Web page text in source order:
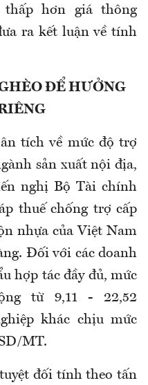
hơn giá thông
ra kết luận về tính
ĐỂ HƯỞNG
tích về mức độ trợ
sản xuất nội địa,
nghị Bộ Tài chính
thuế chống trợ cấp
nhựa của Việt Nam
Đối với các doanh
hợp tác đầy đủ, mức
từ 9,11 - 22,52
khác chịu mức
MT.
đối tính theo tấn